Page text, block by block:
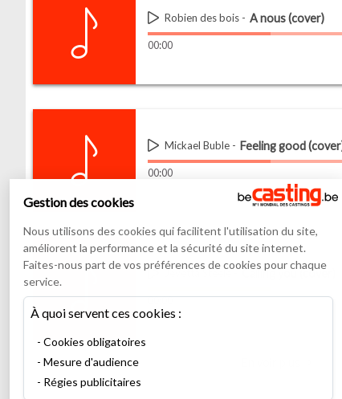
Robien des bois A nous (cover)
00:00
Mickael Buble Feeling good
00:00
Jevetta Steele Calling you (cover)
00:00
Gestion des cookies
Nous utilisons des cookies qui facilitent l'utilisation du site,
améliorent la performance et la sécurité du site internet.
Faites-nous part de vos préférences de cookies pour chaque
service.
À quoi servent ces cookies :
Cookies obligatoires
Mesure d'audience
Régies publicitaires